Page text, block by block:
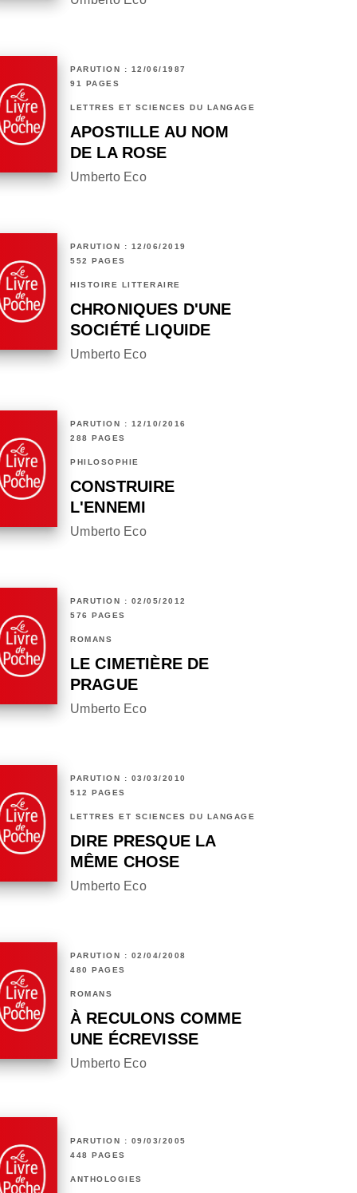
PARUTION : 12/06/1987
91 PAGES
LETTRES ET SCIENCES DU LANGAGE
APOSTILLE AU NOM
DE LA ROSE
Umberto Eco
PARUTION : 12/06/2019
552 PAGES
HISTOIRE LITTÉRAIRE
CHRONIQUES D'UNE
SOCIÉTÉ LIQUIDE
Umberto Eco
PARUTION : 12/10/2016
288 PAGES
PHILOSOPHIE
CONSTRUIRE
L'ENNEMI
Umberto Eco
PARUTION : 02/05/2012
576 PAGES
ROMANS
LE CIMETIÈRE DE
PRAGUE
Umberto Eco
PARUTION : 03/03/2010
512 PAGES
LETTRES ET SCIENCES DU LANGAGE
DIRE PRESQUE LA
MÊME CHOSE
Umberto Eco
PARUTION : 02/04/2008
480 PAGES
ROMANS
À RECULONS COMME
UNE ÉCREVISSE
Umberto Eco
PARUTION : 09/03/2005
448 PAGES
ANTHOLOGIES